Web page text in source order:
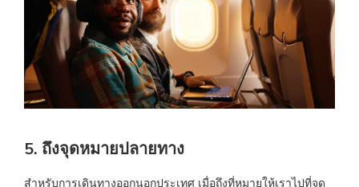
5. ถึงจุดหมายปลายทาง
สำหรับการเดินทางออกนอกประเทศ เมื่อถึงที่หมายให้เราไปที่จุด